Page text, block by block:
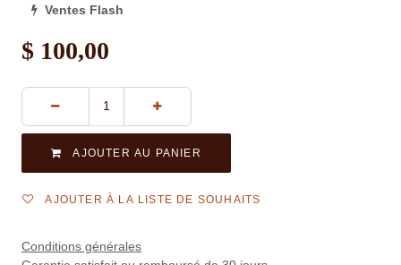
Ventes Flash
$ 100,00
AJOUTER AU PANIER
AJOUTER À LA LISTE DE SOUHAITS
Conditions générales